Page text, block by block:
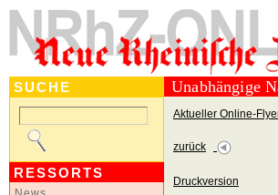
SUCHE
RESSORTS
Unabhängige
Aktueller Online-
zurück
Druckversion